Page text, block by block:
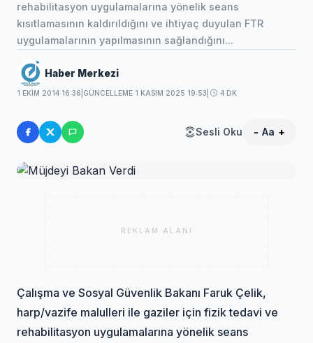
rehabilitasyon uygulamalarına yönelik seans
kısıtlamasının kaldırıldığını ve ihtiyaç duyulan FTR
uygulamalarının yapılmasının sağlandığını...
Haber Merkezi
1 EKIM 2014 16:36 GÜNCELLEME 1 KASIM 2025 19:53 4 DK
Sesli Oku - Aa +
REKLAM ALANI
Çalışma ve Sosyal Güvenlik Bakanı Faruk Çelik,
harp/vazife malulleri ile gaziler için fizik tedavi ve
rehabilitasyon uygulamalarına yönelik seans